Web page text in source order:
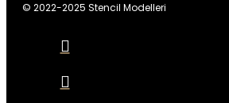
© 2022-2025 Stencil Modelleri